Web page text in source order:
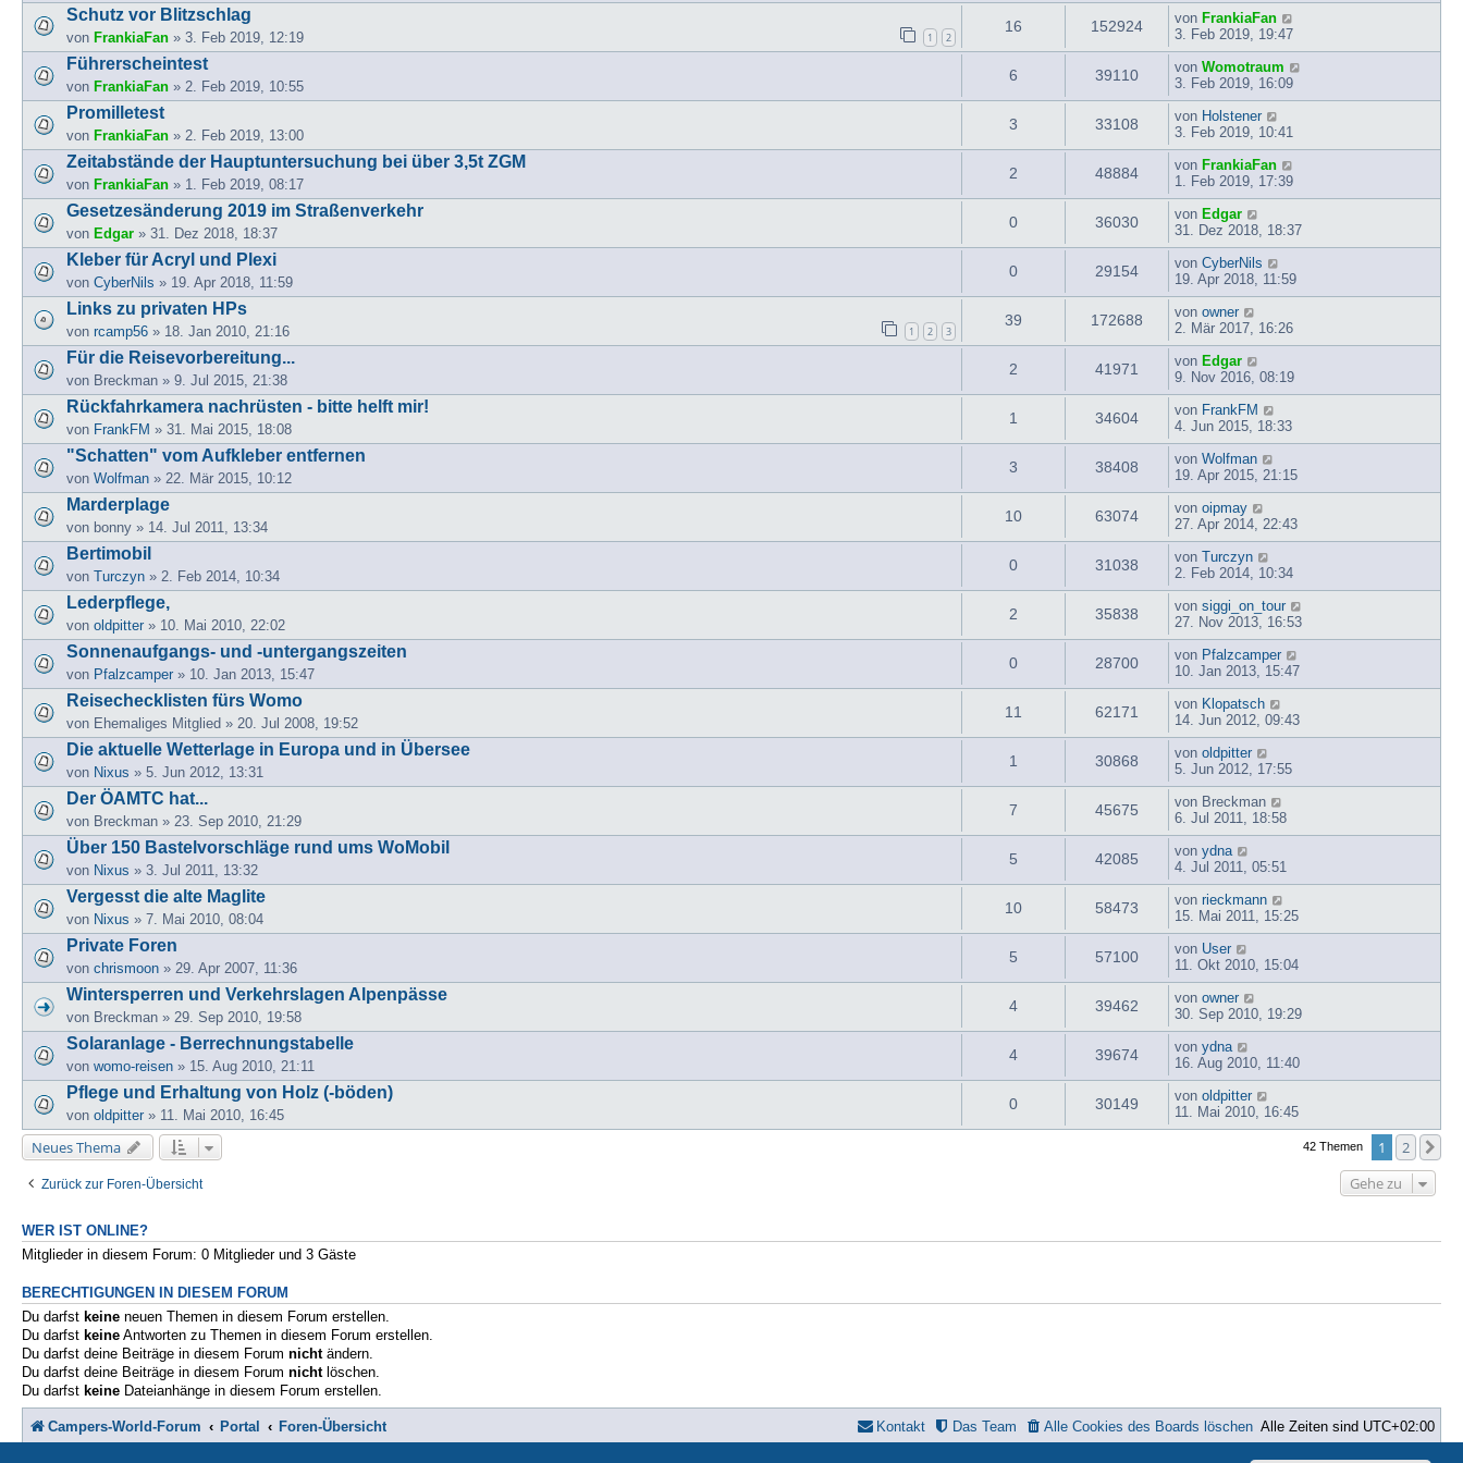
Schutz vor Blitzschlag
von FrankiaFan » 3. Feb 2019, 12:19 1 2
16 152924 von FrankiaFan
3. Feb 2019, 19:47
Führerscheintest
von FrankiaFan » 2. Feb 2019, 10:55
6 39110 von Womotraum
3. Feb 2019, 16:09
Promilletest
von FrankiaFan » 2. Feb 2019, 13:00
3 33108 von Holstener
3. Feb 2019, 10:41
Zeitabstände der Hauptuntersuchung bei über 3,5t ZGM
von FrankiaFan » 1. Feb 2019, 08:17
2 48884 von FrankiaFan
1. Feb 2019, 17:39
Gesetzesänderung 2019 im Straßenverkehr
von Edgar » 31. Dez 2018, 18:37
0 36030 von Edgar
31. Dez 2018, 18:37
Kleber für Acryl und Plexi
von CyberNils » 19. Apr 2018, 11:59
0 29154 von CyberNils
19. Apr 2018, 11:59
Links zu privaten HPs
von rcamp56 » 18. Jan 2010, 21:16 1 2 3
39 172688 von owner
2. Mär 2017, 16:26
Für die Reisevorbereitung...
von Breckman » 9. Jul 2015, 21:38
2 41971 von Edgar
9. Nov 2016, 08:19
Rückfahrkamera nachrüsten - bitte helft mir!
von FrankFM » 31. Mai 2015, 18:08
1 34604 von FrankFM
4. Jun 2015, 18:33
"Schatten" vom Aufkleber entfernen
von Wolfman » 22. Mär 2015, 10:12
3 38408 von Wolfman
19. Apr 2015, 21:15
Marderplage
von bonny » 14. Jul 2011, 13:34
10 63074 von oipmay
27. Apr 2014, 22:43
Bertimobil
von Turczyn » 2. Feb 2014, 10:34
0 31038 von Turczyn
2. Feb 2014, 10:34
Lederpflege,
von oldpitter » 10. Mai 2010, 22:02
2 35838 von siggi_on_tour
27. Nov 2013, 16:53
Sonnenaufgangs- und -untergangszeiten
von Pfalzcamper » 10. Jan 2013, 15:47
0 28700 von Pfalzcamper
10. Jan 2013, 15:47
Reisechecklisten fürs Womo
von Ehemaliges Mitglied » 20. Jul 2008, 19:52
11 62171 von Klopatsch
14. Jun 2012, 09:43
Die aktuelle Wetterlage in Europa und in Übersee
von Nixus » 5. Jun 2012, 13:31
1 30868 von oldpitter
5. Jun 2012, 17:55
Der ÖAMTC hat...
von Breckman » 23. Sep 2010, 21:29
7 45675 von Breckman
6. Jul 2011, 18:58
Über 150 Bastelvorschläge rund ums WoMobil
von Nixus » 3. Jul 2011, 13:32
5 42085 von ydna
4. Jul 2011, 05:51
Vergesst die alte Maglite
von Nixus » 7. Mai 2010, 08:04
10 58473 von rieckmann
15. Mai 2011, 15:25
Private Foren
von chrismoon » 29. Apr 2007, 11:36
5 57100 von User
11. Okt 2010, 15:04
Wintersperren und Verkehrslagen Alpenpässe
von Breckman » 29. Sep 2010, 19:58
4 39462 von owner
30. Sep 2010, 19:29
Solaranlage - Berrechnungstabelle
von womo-reisen » 15. Aug 2010, 21:11
4 39674 von ydna
16. Aug 2010, 11:40
Pflege und Erhaltung von Holz (-böden)
von oldpitter » 11. Mai 2010, 16:45
0 30149 von oldpitter
11. Mai 2010, 16:45
Neues Thema 42 Themen 1 2
Zurück zur Foren-Übersicht Gehe zu
WER IST ONLINE?
Mitglieder in diesem Forum: 0 Mitglieder und 3 Gäste
BERECHTIGUNGEN IN DIESEM FORUM
Du darfst keine neuen Themen in diesem Forum erstellen.
Du darfst keine Antworten zu Themen in diesem Forum erstellen.
Du darfst deine Beiträge in diesem Forum nichtändern.
Du darfst deine Beiträge in diesem Forum nichtlöschen.
Du darfst keine Dateianhänge in diesem Forum erstellen.
Campers-World-Forum Portal Foren-Übersicht Alle Zeiten sind UTC+02:00
Alle Cookies des Boards löschen
Das Team
Kontakt